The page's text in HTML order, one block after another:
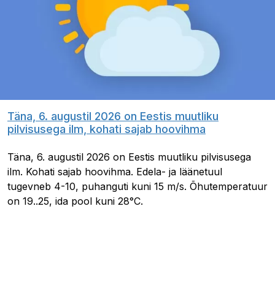
Täna, 6. augustil 2026 on Eestis muutliku
pilvisusega ilm, kohati sajab hoovihma
Täna, 6. augustil 2026 on Eestis muutliku pilvisusega
ilm. Kohati sajab hoovihma. Edela- ja läänetuul
tugevneb 4-10, puhanguti kuni 15 m/s. Õhutemperatuur
on 19..25, ida pool kuni 28°C.